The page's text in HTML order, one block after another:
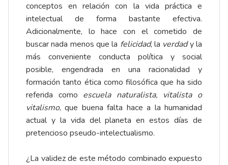
conceptos en relación con la vida práctica e
intelectual de forma bastante efectiva.
Adicionalmente, lo hace con el cometido de
buscar nada menos que la felicidad, la verdady la
más conveniente conducta política y social
posible, engendrada en una racionalidad y
formación tanto ética como filosófica que ha sido
referida como escuela naturalista, vitalista o
vitalismo, que buena falta hace a la humanidad
actual y la vida del planeta en estos días de
pretencioso pseudo-intelectualismo.
¿La validez de este método combinado expuesto